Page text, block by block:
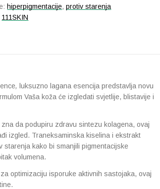
hiperpigmentacije,protiv starenja
111SKIN
, luksuzno lagana esencija predstavlja novu
Vaša koža će izgledati svjetlije, blistavije i
da podupiru zdravu sintezu kolagena, ovaj
izgled. Traneksaminska kiselina i ekstrakt
starenja kako bi smanjili pigmentacijske
volumena.
optimizaciju isporuke aktivnih sastojaka, ovaj